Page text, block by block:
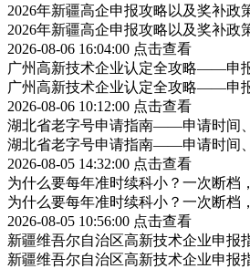
2026年新疆高企申报攻略以及奖补政
2026年新疆高企申报攻略以及奖补政
2026-08-06 16:04:00 点击查看
广州高新技术企业认定全攻略——申
广州高新技术企业认定全攻略——申
2026-08-06 10:12:00 点击查看
湖北省老字号申请指南——申请时间
湖北省老字号申请指南——申请时间
2026-08-05 14:32:00 点击查看
为什么要每年准时续科小？一次断档
为什么要每年准时续科小？一次断档
2026-08-05 10:56:00 点击查看
新疆维吾尔自治区高新技术企业申报
新疆维吾尔自治区高新技术企业申报